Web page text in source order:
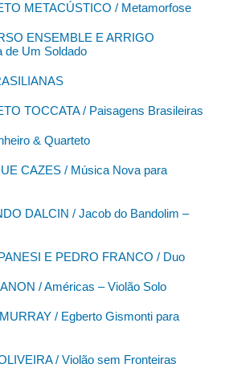
METACÚSTICO / Metamorfose
ENSEMBLE E ARRIGO
de Um Soldado
TOCCATA / Paisagens Brasileiras
& Quarteto
CAZES / Música Nova para
DALCIN / Jacob do Bandolim –
E PEDRO FRANCO / Duo
/ Américas – Violão Solo
/ Egberto Gismonti para
/ Violão sem Fronteiras